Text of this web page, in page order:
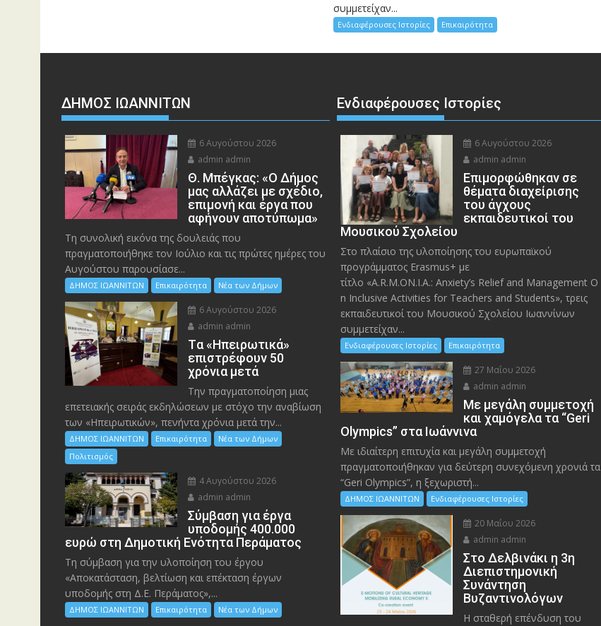
συμμετείχαν...
Ενδιαφέρουσες Ιστορίες Επικαιρότητα
ΔΗΜΟΣ ΙΩΑΝΝΙΤΩΝ
6 Αυγούστου 2026
admin admin
Θ. Μπέγκας: «Ο Δήμος
μας αλλάζει με σχέδιο,
επιμονή και έργα που
αφήνουν αποτύπωμα»
Τη συνολική εικόνα της δουλειάς που
πραγματοποιήθηκε τον Ιούλιο και τις πρώτες ημέρες του
Αυγούστου παρουσίασε...
ΔΗΜΟΣ ΙΩΑΝΝΙΤΩΝ Επικαιρότητα Νέα των Δήμων
6 Αυγούστου 2026
admin admin
Tα «Ηπειρωτικά»
επιστρέφουν 50
χρόνια μετά
Την πραγματοποίηση μιας
επετειακής σειράς εκδηλώσεων με στόχο την αναβίωση
των «Ηπειρωτικών», πενήντα χρόνια μετά την...
ΔΗΜΟΣ ΙΩΑΝΝΙΤΩΝ Επικαιρότητα
Νέα των Δήμων
Πολιτισμός
4 Αυγούστου 2026
admin admin
Σύμβαση για έργα
υποδομής 400.000
ευρώ στη Δημοτική Ενότητα Περάματος
Τη σύμβαση για την υλοποίηση του έργου
«Αποκατάσταση, βελτίωση και επέκταση έργων
υποδομής στη Δ.Ε. Περάματος»,...
ΔΗΜΟΣ ΙΩΑΝΝΙΤΩΝ Επικαιρότητα Νέα των Δήμων
Ενδιαφέρουσες Ιστορίες
6 Αυγούστου 2026
admin admin
Eπιμορφώθηκαν σε
θέματα διαχείρισης
του άγχους
εκπαιδευτικοί του
Μουσικού Σχολείου
Στο πλαίσιο της υλοποίησης του ευρωπαϊκού
προγράμματος Erasmus+ με
τίτλο «A.R.M.ON.I.A.: Anxiety’s Relief and Management O
n Inclusive Activities for Teachers and Students», τρεις
εκπαιδευτικοί του Μουσικού Σχολείου Ιωαννίνων
συμμετείχαν...
Ενδιαφέρουσες Ιστορίες Επικαιρότητα
27 Μαΐου 2026
admin admin
Με μεγάλη συμμετοχή
και χαμόγελα τα “Geri
Olympics” στα Ιωάννινα
Με ιδιαίτερη επιτυχία και μεγάλη συμμετοχή
πραγματοποιήθηκαν για δεύτερη συνεχόμενη χρονιά τα
“Geri Olympics”, η ξεχωριστή...
ΔΗΜΟΣ ΙΩΑΝΝΙΤΩΝ Ενδιαφέρουσες Ιστορίες
20 Μαΐου 2026
admin admin
Στο Δελβινάκι η 3η
Διεπιστημονική
Συνάντηση
Βυζαντινολόγων
Η σταθερή επένδυση του